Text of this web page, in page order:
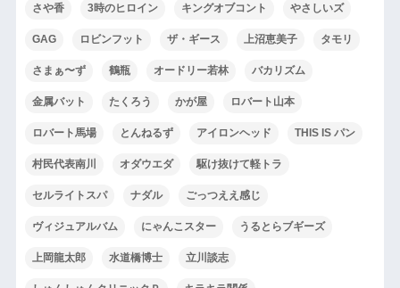
さや香 3時のヒロイン キングオブコント やさしいズ
GAG ロビンフット ザ・ギース 上沼恵美子 タモリ
さまぁ〜ず 鶴瓶 オードリー若林 バカリズム
金属バット たくろう かが屋 ロバート山本
ロバート馬場 とんねるず アイロンヘッド THIS IS パン
村民代表南川 オダウエダ 駆け抜けて軽トラ
セルライトスパ ナダル ごっつええ感じ
ヴィジュアルバム にゃんこスター うるとらブギーズ
上岡龍太郎 水道橋博士 立川談志